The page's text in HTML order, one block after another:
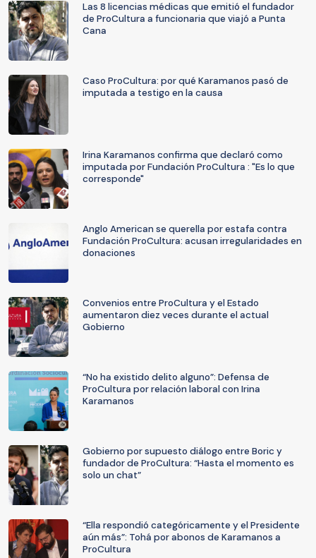
Las 8 licencias médicas que emitió el fundador
de ProCultura a funcionaria que viajó a Punta
Cana
Caso ProCultura: por qué Karamanos pasó de
imputada a testigo en la causa
Irina Karamanos confirma que declaró como
imputada por Fundación ProCultura : "Es lo que
corresponde"
Anglo American se querella por estafa contra
Fundación ProCultura: acusan irregularidades en
donaciones
Convenios entre ProCultura y el Estado
aumentaron diez veces durante el actual
Gobierno
“No ha existido delito alguno”: Defensa de
ProCultura por relación laboral con Irina
Karamanos
Gobierno por supuesto diálogo entre Boric y
fundador de ProCultura: “Hasta el momento es
solo un chat”
“Ella respondió categóricamente y el Presidente
aún más”: Tohá por abonos de Karamanos a
ProCultura